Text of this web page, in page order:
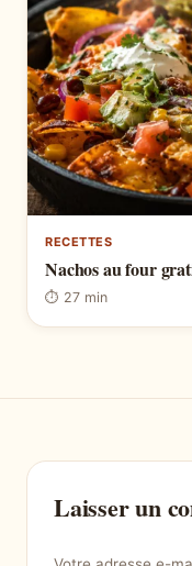
RECETTES
Nachos au four
⏱ 27 min
Laisser un